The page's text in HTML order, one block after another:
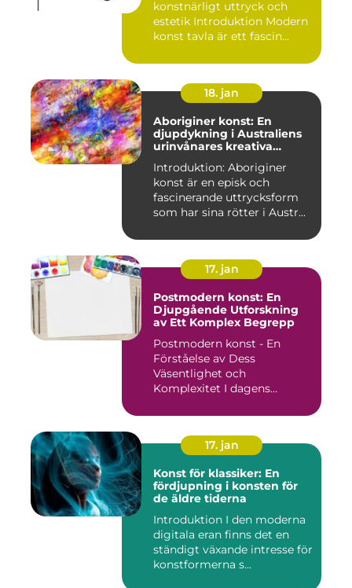
konstnärligt uttryck och
estetik Introduktion Modern
konst tavla är ett fascin...
18. jan
Aboriginer konst: En
djupdykning i Australiens
urinvånares kreativa
Introduktion: Aboriginer
konst är en episk och
fascinerande uttrycksform
som har sina rötter i Austr...
17. jan
Postmodern konst: En
Djupgående Utforskning
av Ett Komplex Begrepp
Postmodern konst - En
Förståelse av Dess
Väsentlighet och
Komplexitet I dagens
17. jan
Konst för klassiker: En
fördjupning i konsten för
de äldre tiderna
Introduktion I den moderna
digitala eran finns det en
ständigt växande intresse för
konstformerna s...